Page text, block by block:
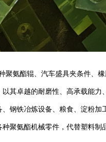
氨酯辊、汽车盛具夹条件、
其卓越的耐磨性、高承载能
钢铁冶炼设备、粮食、淀粉
聚氨酯机械零件，代替塑料